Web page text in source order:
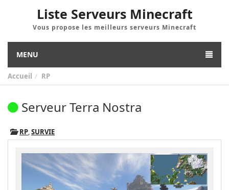
Liste Serveurs Minecraft
Vous propose les meilleurs serveurs Minecraft
MENU
Accueil RP
Serveur Terra Nostra
RP,SURVIE